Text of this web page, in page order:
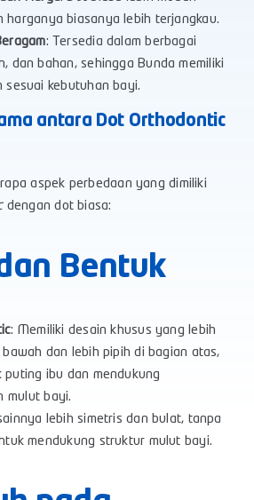
harganya biasanya lebih terjangkau.
: Tersedia dalam berbagai
dan bahan, sehingga Bunda memiliki
sesuai kebutuhan bayi.
antara Dot Orthodontic
aspek perbedaan yang dimiliki
dengan dot biasa:
Bentuk
: Memiliki desain khusus yang lebih
dan lebih pipih di bagian atas,
puting ibu dan mendukung
mulut bayi.
lebih simetris dan bulat, tanpa
mendukung struktur mulut bayi.